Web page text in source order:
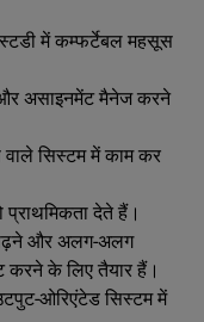
में कम्फर्टेबल महसूस
असाइनमेंट मैनेज करने
सिस्टम में काम कर
प्राथमिकता देते हैं।
और अलग-अलग
करने के लिए तैयार हैं।
ओरिएंटेड सिस्टम में